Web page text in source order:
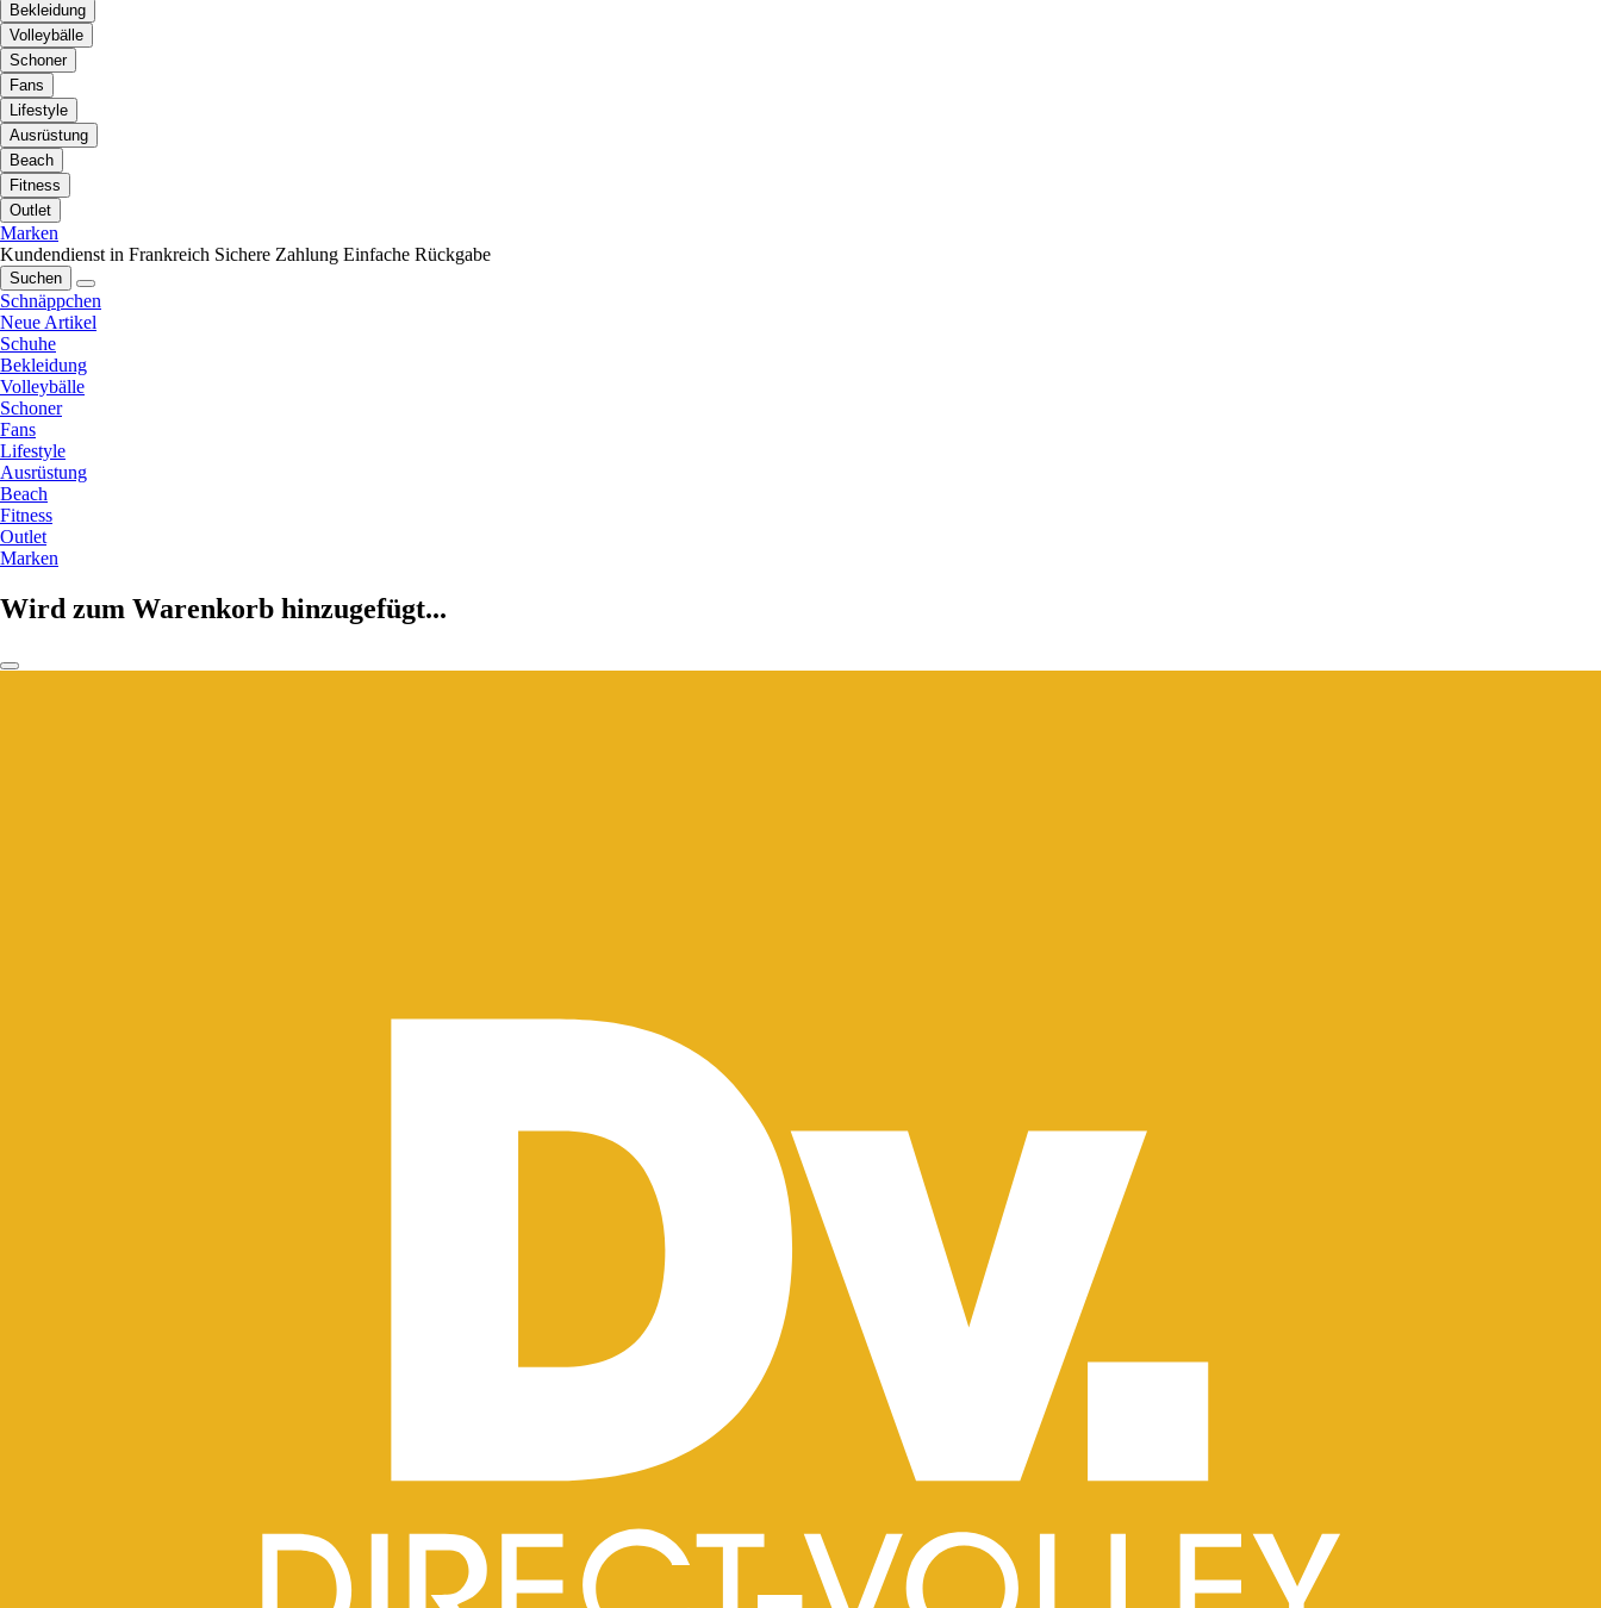
Bekleidung
Volleybälle
Schoner
Fans
Lifestyle
Ausrüstung
Beach
Fitness
Outlet
Marken
Kundendienst in Frankreich Sichere Zahlung Einfache Rückgabe
Suchen
Schnäppchen
Neue Artikel
Schuhe
Bekleidung
Volleybälle
Schoner
Fans
Lifestyle
Ausrüstung
Beach
Fitness
Outlet
Marken
Wird zum Warenkorb hinzugefügt...